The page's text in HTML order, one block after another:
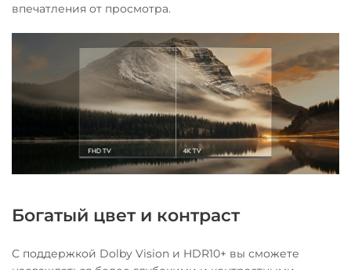
впечатления от просмотра.
Богатый цвет и контраст
С поддержкой Dolby Vision и HDR10+ вы сможете